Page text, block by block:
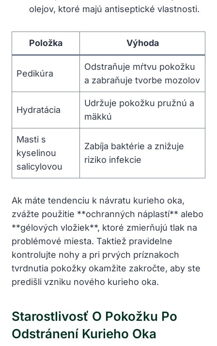
olejov, ktoré majú antiseptické vlastnosti.
Položka Výhoda
Pedikúra
Odstraňuje mŕtvu pokožku
a zabraňuje tvorbe mozolov
Hydratácia
Udržuje pokožku pružnú a
mäkkú
Masti s
kyselinou
salicylovou
Zabíja baktérie a znižuje
riziko infekcie
Ak máte tendenciu k návratu kurieho oka,
zvážte použitie **ochranných náplastí** alebo
**gélových vložiek**, ktoré zmierňujú tlak na
problémové miesta. Taktiež pravidelne
kontrolujte nohy a pri prvých príznakoch
tvrdnutia pokožky okamžite zakročte, aby ste
predišli vzniku nového kurieho oka.
Starostlivosť O Pokožku Po
Odstránení Kurieho Oka